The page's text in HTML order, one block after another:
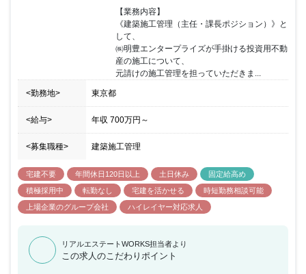
そ、業務量調整等で残業時間も抑制（月20時間） されており、ワ
ークライフバランスを実現できる働き方が可能です。
【業務内容】
《建築施工管理（主任・課長ポジション）》と
して、
㈱明豊エンタープライズが手掛ける投資用不動
産の施工について、
元請けの施工管理を担っていただきま...
<勤務地> 東京都
<給与> 年収 700万円 ～
<募集職種> 建築施工管理
宅建不要 年間休日120日以上 土日休み
固定給高め
積極採用中
転勤なし 宅建を活かせる
時短勤務相談可能
上場企業のグループ会社
ハイレイヤー対応求人
リアルエステートWORKS担当者より
この求人のこだわりポイント